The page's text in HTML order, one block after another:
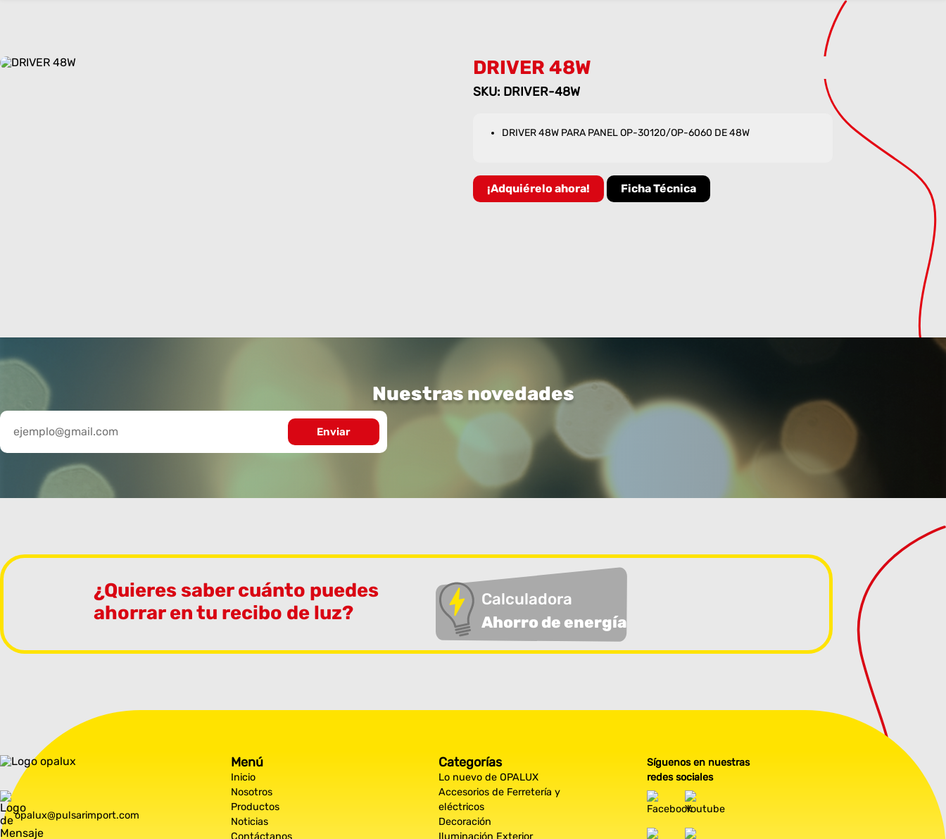
DRIVER 48W
SKU: DRIVER-48W
DRIVER 48W PARA PANEL OP-30120/OP-6060 DE 48W
¡Adquiérelo ahora! Ficha Técnica
Nuestras novedades
¿Quieres saber cuánto puedes
ahorrar en tu recibo de luz?
Calculadora
Ahorro de energía
opalux@pulsarimport.com
Menú
Inicio
Nosotros
Productos
Noticias
Categorías
Lo nuevo de OPALUX
Accesorios de Ferretería y
eléctricos
Decoración
Síguenos en nuestras
redes sociales